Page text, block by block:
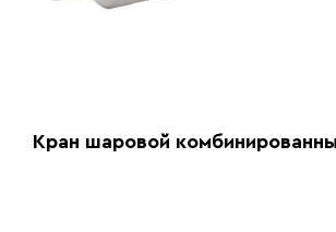
Кран шаровой